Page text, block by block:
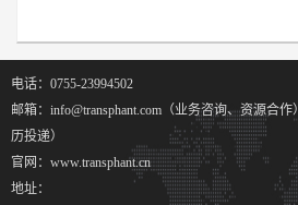
电话：0755-23994502
邮箱：info@transphant.com（业务咨询、资源合作
历投递）
官网：www.transphant.cn
地址：